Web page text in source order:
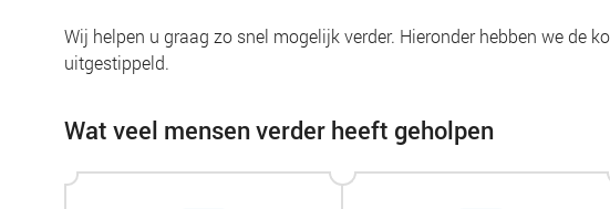
Wij helpen u graag zo snel mogelijk verder. Hieronder hebben we de
uitgestippeld.
Wat veel mensen verder heeft geholpen